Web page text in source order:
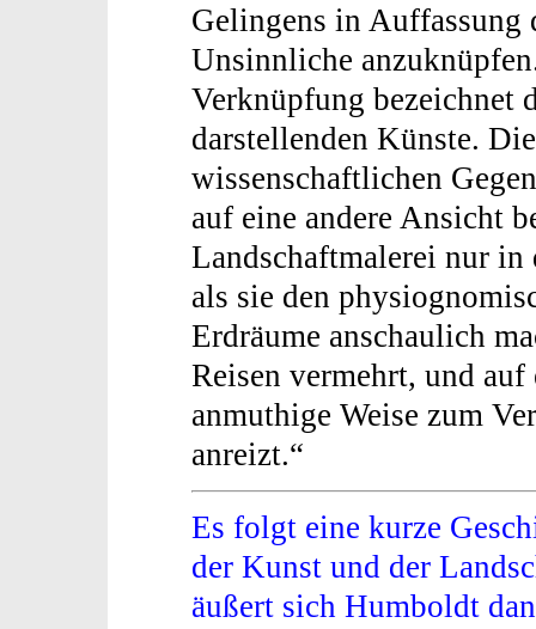
Gelingens in Auffassung
Unsinnliche
Verknüpfung bezeichnet
darstellenden Künste.
wissenschaftlichen
auf eine andere Ansicht
Landschaftmalerei nur in
als sie den
Erdräume anschaulich
Reisen vermehrt, und
anmuthige Weise zum
anreizt.“
Es folgt eine kurze
der Kunst und der
äußert sich Humboldt